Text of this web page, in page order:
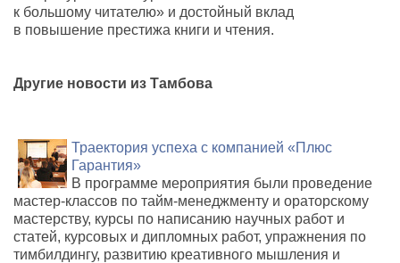
к большому читателю» и достойный вклад
в повышение престижа книги и чтения.
Другие новости из Тамбова
Траектория успеха с компанией «Плюс
Гарантия»
В программе мероприятия были проведение
мастер-классов по тайм-менеджменту и ораторскому
мастерству, курсы по написанию научных работ и
статей, курсовых и дипломных работ, упражнения по
тимбилдингу, развитию креативного мышления и